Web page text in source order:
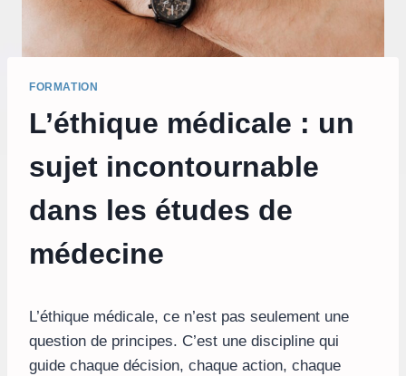
FORMATION
L’éthique médicale : un
sujet incontournable
dans les études de
médecine
L’éthique médicale, ce n’est pas seulement une
question de principes. C’est une discipline qui
guide chaque décision, chaque action, chaque